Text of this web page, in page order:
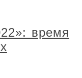
время